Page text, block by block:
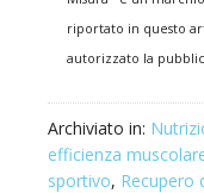
riportato in questo
autorizzato la
Archiviato in:
efficienza
sportivo, Recupero